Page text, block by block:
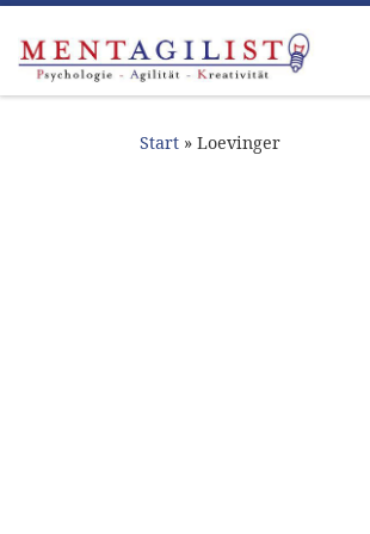
Zum Inhalt springen
Start » Loevinger